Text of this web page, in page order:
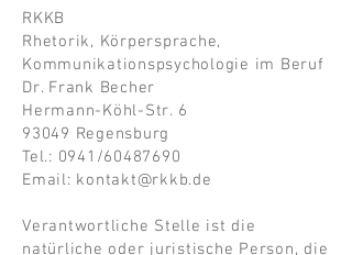
RKKB
Rhetorik, Körpersprache,
Kommunikationspsychologie im Beruf
Dr. Frank Becher
Hermann-Köhl-Str. 6
93049 Regensburg
Tel.: 0941/60487690
Email: kontakt@rkkb.de
Verantwortliche Stelle ist die
natürliche oder juristische Person, die